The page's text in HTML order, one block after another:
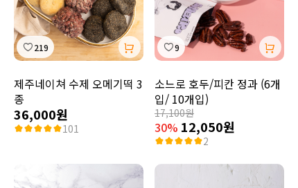
219
제주네이쳐 수제 오메기떡 3
종
36,000원
101
9
소느로 호두/피칸 정과 (6개
입/ 10개입)
17,100원
30% 12,050원
2